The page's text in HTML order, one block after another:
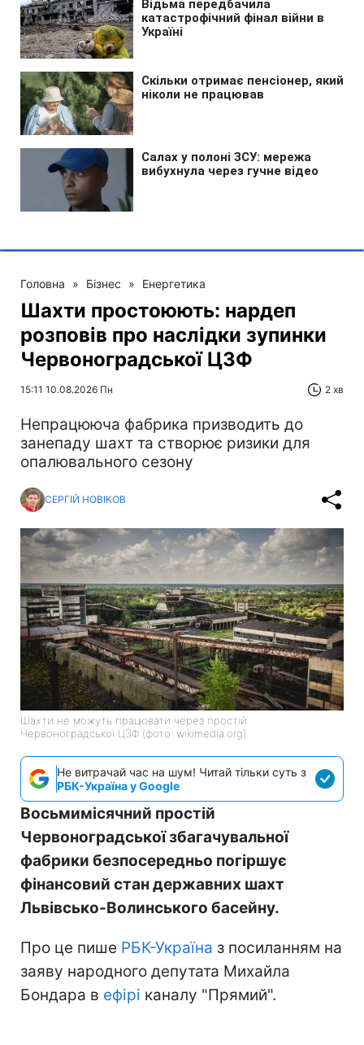
Головна » Бізнес » Енергетика
Шахти простоюють: нардеп
розповів про наслідки зупинки
Червоноградської ЦЗФ
15:11 10.08.2026 Пн 2 хв
Непрацююча фабрика призводить до
занепаду шахт та створює ризики для
опалювального сезону
СЕРГІЙ НОВІКОВ
Шахти не можуть працювати через простій
Червоноградської ЦЗФ (фото: wikimedia.org)
Не витрачай час на шум! Читай тільки суть з
РБК-Україна у Google
Восьмимісячний простій
Червоноградської збагачувальної
фабрики безпосередньо погіршує
фінансовий стан державних шахт
Львівсько-Волинського басейну.
Про це пише РБК-Україна з посиланням на
заяву народного депутата Михайла
Бондара в ефірі каналу "Прямий".